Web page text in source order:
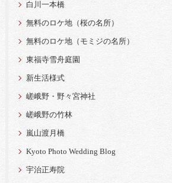
白川一本橋
無料のロケ地（桜の名所）
無料のロケ地（モミジの名所）
東福寺雪舟庭園
新生活様式
嵯峨野・野々宮神社
嵯峨野の竹林
嵐山渡月橋
Kyoto Photo Wedding Blog
宇治正寿院